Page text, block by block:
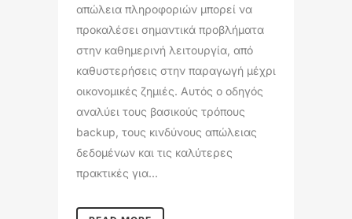
απώλεια πληροφοριών μπορεί να
προκαλέσει σημαντικά προβλήματα
στην καθημερινή λειτουργία, από
καθυστερήσεις στην παραγωγή μέχρι
οικονομικές ζημιές. Αυτός ο οδηγός
αναλύει τους βασικούς τρόπους
backup, τους κινδύνους απώλειας
δεδομένων και τις καλύτερες
πρακτικές για...